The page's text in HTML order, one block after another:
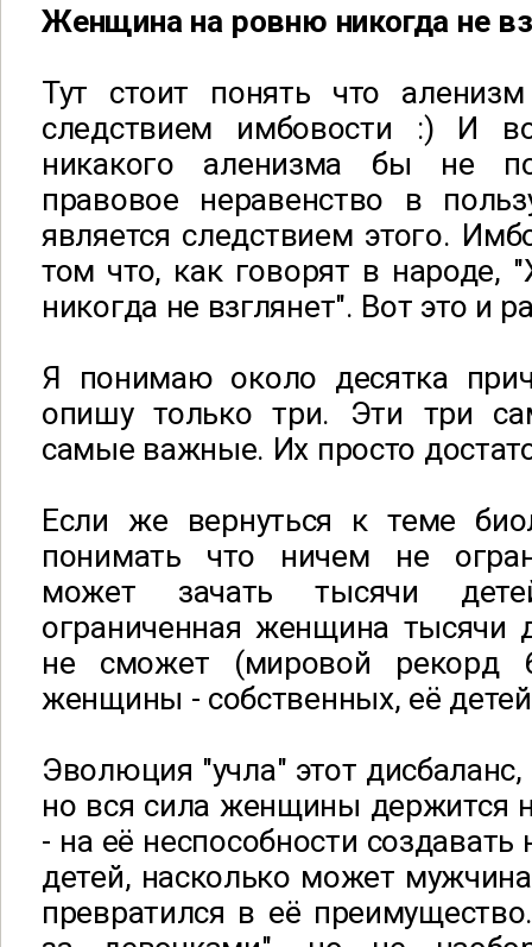
Женщина на ровню никогда не
Тут стоит понять что
следствием имбовости :) И
никакого аленизма бы не
правовое неравенство в
является следствием этого.
том что, как говорят в
никогда не взглянет". Вот это и
Я понимаю около десятка
опишу только три. Эти три
самые важные. Их просто
Если же вернуться к теме
понимать что ничем не
может зачать тысячи
ограниченная женщина тысячи
не сможет (мировой рекорд
женщины - собственных, её
Эволюция "учла" этот
но вся сила женщины держится
- на её неспособности
детей, насколько может
превратился в её